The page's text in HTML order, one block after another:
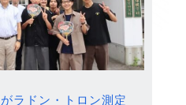
ラドン・トロン測定